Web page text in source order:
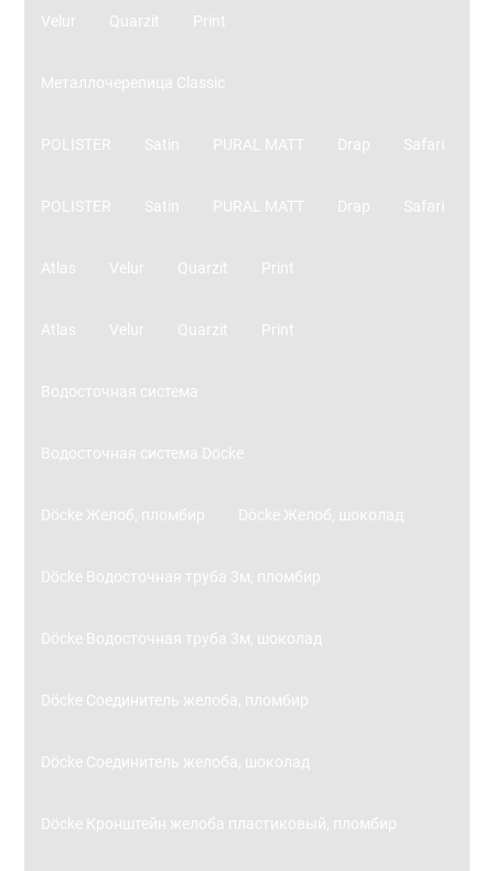
Velur Quarzit Print
Металлочерепица Classic
POLISTER
POLISTER
Satin
Satin
PURAL MATT
PURAL MATT
Drap
Drap
Safari
Safari
Atlas
Atlas
Velur
Velur
Quarzit
Quarzit
Print
Print
Водосточная система
Водосточная система Döcke
Döcke Желоб, пломбир Döcke Желоб, шоколад
Döcke Водосточная труба 3м, пломбир
Döcke Водосточная труба 3м, шоколад
Döcke Соединитель желоба, пломбир
Döcke Соединитель желоба, шоколад
Döcke Кронштейн желоба пластиковый, пломбир